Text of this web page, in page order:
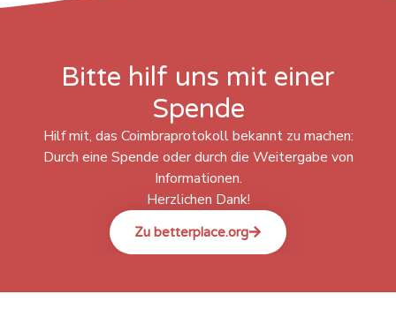
Bitte hilf uns mit einer
Spende
Hilf mit, das Coimbraprotokoll bekannt zu machen:
Durch eine Spende oder durch die Weitergabe von
Informationen.
Herzlichen Dank!
Zu betterplace.org